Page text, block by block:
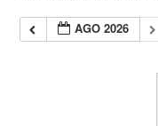
AGO 2026